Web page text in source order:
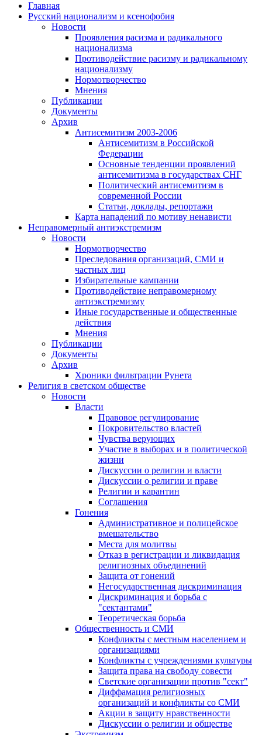
Главная
Русский национализм и ксенофобия
Новости
Проявления расизма и радикального
национализма
Противодействие расизму и радикальному
национализму
Нормотворчество
Мнения
Публикации
Документы
Архив
Антисемитизм 2003-2006
Антисемитизм в Российской
Федерации
Основные тенденции проявлений
антисемитизма в государствах СНГ
Политический антисемитизм в
современной России
Статьи, доклады, репортажи
Карта нападений по мотиву ненависти
Неправомерный антиэкстремизм
Новости
Нормотворчество
Преследования организаций, СМИ и
частных лиц
Избирательные кампании
Противодействие неправомерному
антиэкстремизму
Иные государственные и общественные
действия
Мнения
Публикации
Документы
Архив
Хроники фильтрации Рунета
Религия в светском обществе
Новости
Власти
Правовое регулирование
Покровительство властей
Чувства верующих
Участие в выборах и в политической
жизни
Дискуссии о религии и власти
Дискуссии о религии и праве
Религии и карантин
Соглашения
Гонения
Административное и полицейское
вмешательство
Места для молитвы
Отказ в регистрации и ликвидация
религиозных объединений
Защита от гонений
Негосударственная дискриминация
Дискриминация и борьба с
"сектантами"
Теоретическая борьба
Общественность и СМИ
Конфликты с местным населением и
организациями
Конфликты с учреждениями культуры
Защита права на свободу совести
Светские организации против "сект"
Диффамация религиозных
организаций и конфликты со СМИ
Акции в защиту нравственности
Дискуссии о религии и обществе